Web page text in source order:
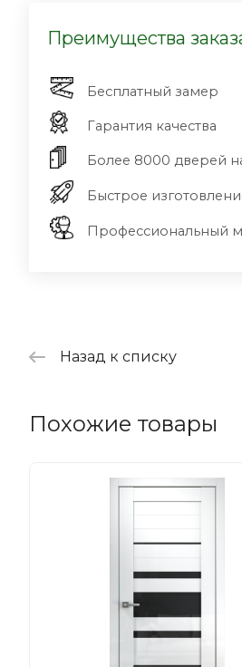
Преимущества
Бесплатный замер
Гарантия качества
Более 8000 дверей
Быстрое
Профессиональный
Назад к списку
Похожие товары